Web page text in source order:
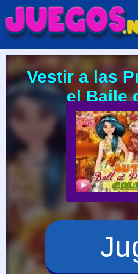
Vestir a las
el Baile